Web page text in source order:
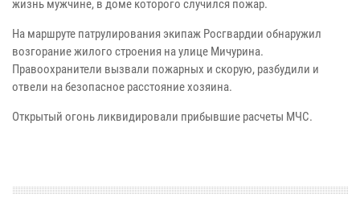
жизнь мужчине, в доме которого случился пожар.
На маршруте патрулирования экипаж Росгвардии обнаружил
возгорание жилого строения на улице Мичурина.
Правоохранители вызвали пожарных и скорую, разбудили и
отвели на безопасное расстояние хозяина.
Открытый огонь ликвидировали прибывшие расчеты МЧС.